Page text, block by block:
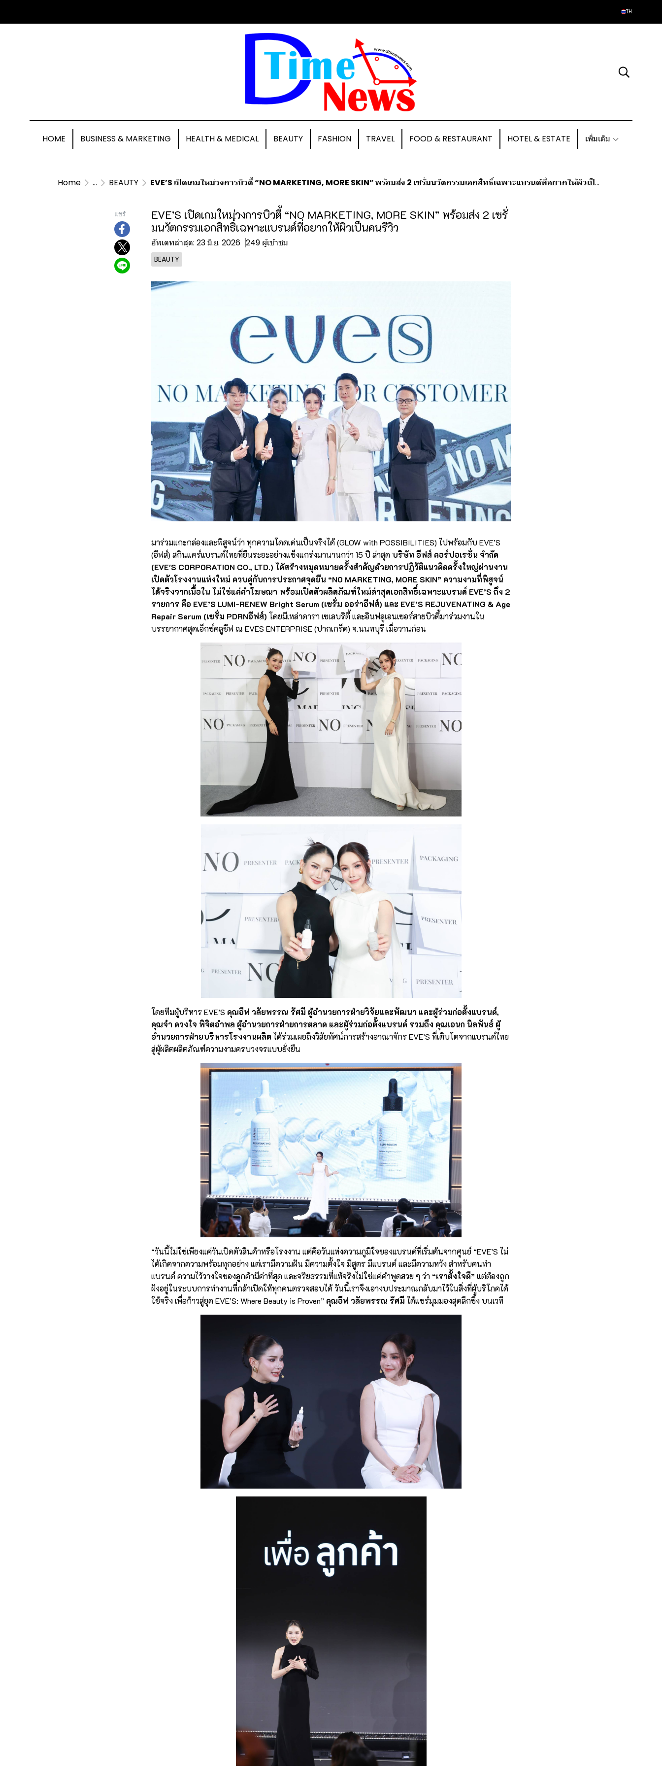
TH
HOME BUSINESS & MARKETING HEALTH & MEDICAL BEAUTY FASHION TRAVEL FOOD & RESTAURANT HOTEL & ESTATE เพิ่มเติม
Home ... BEAUTY EVE’S เปิดเกมใหม่วงการบิวตี้ “NO MARKETING, MORE SKIN” พร้อมส่ง 2 เซรั่มนวัตกรรมเอกสิทธิ์เฉพาะแบรนด์ที่อยากให้ผิวเป็นคนรีวิว
แชร์
EVE’S เปิดเกมใหม่วงการบิวตี้ “NO MARKETING, MORE SKIN” พร้อมส่ง 2 เซรั่
มนวัตกรรมเอกสิทธิ์เฉพาะแบรนด์ที่อยากให้ผิวเป็นคนรีวิว
อัพเดทล่าสุด: 23 มิ.ย. 2026 249 ผู้เข้าชม
BEAUTY
มาร่วมแกะกล่องและพิสูจน์ว่า ทุกความโดดเด่นเป็นจริงได้ (GLOW with POSSIBILITIES) ไปพร้อมกับ EVE’S
(อีฟส์) สกินแคร์แบรนด์ไทยที่ยืนระยะอย่างแข็งแกร่งมานานกว่า 15 ปี ล่าสุด บริษัท อีฟส์ คอร์ปอเรชั่น จำกัด
(EVE'S CORPORATION CO., LTD.) ได้สร้างหมุดหมายครั้งสำคัญด้วยการปฏิวัติแนวคิดครั้งใหญ่ผ่านงาน
เปิดตัวโรงงานแห่งใหม่ ควบคู่กับการประกาศจุดยืน “NO MARKETING, MORE SKIN” ความงามที่พิสูจน์
ได้จริงจากเนื้อใน ไม่ใช่แค่คำโฆษณา พร้อมเปิดตัวผลิตภัณฑ์ใหม่ล่าสุดเอกสิทธิ์เฉพาะแบรนด์ EVE’S ถึง 2
รายการ คือ EVE’S LUMI-RENEW Bright Serum (เซรั่ม ออร่าอีฟส์) และ EVE’S REJUVENATING & Age
Repair Serum (เซรั่ม PDRNอีฟส์) โดยมีเหล่าดารา เซเลบริตี้ และอินฟลูเอนเซอร์สายบิวตี้มาร่วมงานใน
บรรยากาศสุดเอ็กซ์คลูซีฟ ณ EVES ENTERPRISE (ปากเกร็ด) จ.นนทบุรี เมื่อวานก่อน
โดยทีมผู้บริหาร EVE’S คุณอีฟ วลัยพรรณ รัศมี ผู้อำนวยการฝ่ายวิจัยและพัฒนา และผู้ร่วมก่อตั้งแบรนด์,
คุณจ๋า ดวงใจ พิจิตอำพล ผู้อำนวยการฝ่ายการตลาด และผู้ร่วมก่อตั้งแบรนด์ รวมถึง คุณเอนก นิลพันธ์ ผู้
อำนวยการฝ่ายบริหารโรงงานผลิต ได้ร่วมเผยถึงวิสัยทัศน์การสร้างอาณาจักร EVE’S ที่เติบโตจากแบรนด์ไทย
สู่ผู้ผลิตผลิตภัณฑ์ความงามครบวงจรแบบยั่งยืน
“วันนี้ไม่ใช่เพียงแค่วันเปิดตัวสินค้าหรือโรงงาน แต่คือวันแห่งความภูมิใจของแบรนด์ที่เริ่มต้นจากศูนย์ “EVE’S ไม่
ได้เกิดจากความพร้อมทุกอย่าง แต่เรามีความฝัน มีความตั้งใจ มีสูตร มีแบรนด์ และมีความหวัง สำหรับคนทำ
แบรนด์ ความไว้วางใจของลูกค้ามีค่าที่สุด และจริยธรรมที่แท้จริงไม่ใช่แค่คำพูดสวย ๆ ว่า “เราตั้งใจดี” แต่ต้องถูก
ฝังอยู่ในระบบการทำงานที่กล้าเปิดให้ทุกคนตรวจสอบได้ วันนี้เราจึงเอางบประมาณกลับมาไว้ในสิ่งที่ผู้บริโภคได้
ใช้จริง เพื่อก้าวสู่ยุค EVE’S: Where Beauty is Proven” คุณอีฟ วลัยพรรณ รัศมี ได้แชร์มุมมองสุดลึกซึ้ง บนเวที